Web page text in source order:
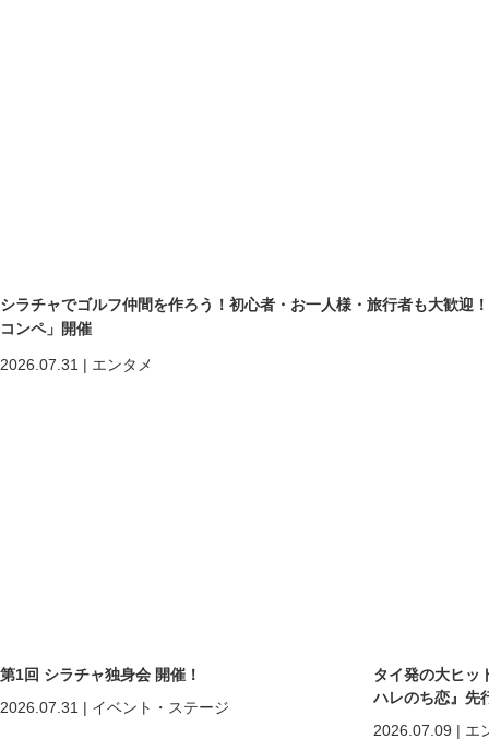
シラチャでゴルフ仲間を作ろう！初心者・お一人様・旅行者も大歓迎
コンペ」開催
2026.07.31 | エンタメ
第1回 シラチャ独身会 開催！
2026.07.31 | イベント・ステージ
タイ発の大ヒッ
ハレのち恋』先
2026.07.09 | エ